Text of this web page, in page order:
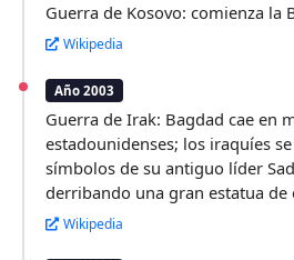
Guerra de Kosovo: comienza la
Wikipedia
Año 2003
Guerra de Irak: Bagdad cae en
estadounidenses; los iraquíes
símbolos de su antiguo líder
derribando una gran estatua de
Wikipedia